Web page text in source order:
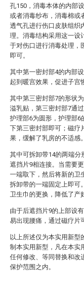
孔150，消毒本体的内部
或者消毒纱布，消毒棉或
透气孔进行伤口皮肤组织
理。消毒结构采用这一设
于对伤口进行消毒处理，
即可。
其中第一密封部4的内部
起到暖宫效果，促进子宫
其中第三密封部7的形状
溢乳贴，第三密封部7通
护理部6为圆形，护理部6
下第三密封部即可；磁疗
果，缓解了乳房的不适感。
其中可拆卸带14的两端分
遮挡片9相连接。当需要
一端取下，然后将新的卫
拆卸带的一端固定上即可
卫生巾的更换，降低了产
由于后遮挡片9的上部设
易出现腰痛，通过磁疗片
以上所述仅为本实用新型
制本实用新型，凡在本实
任何修改、等同替换和改
保护范围之内。